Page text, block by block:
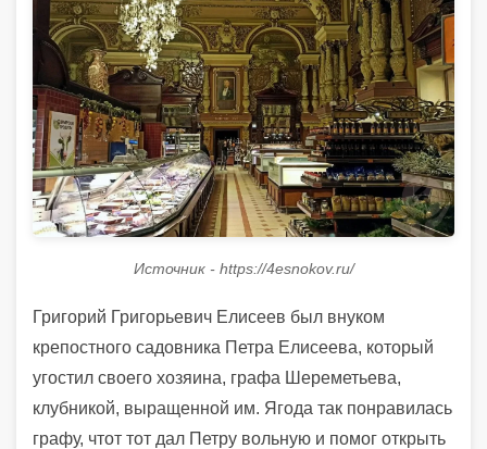
Источник - https://4esnokov.ru/
Григорий Григорьевич Елисеев был внуком
крепостного садовника Петра Елисеева, который
угостил своего хозяина, графа Шереметьева,
клубникой, выращенной им. Ягода так понравилась
графу, чтот тот дал Петру вольную и помог открыть